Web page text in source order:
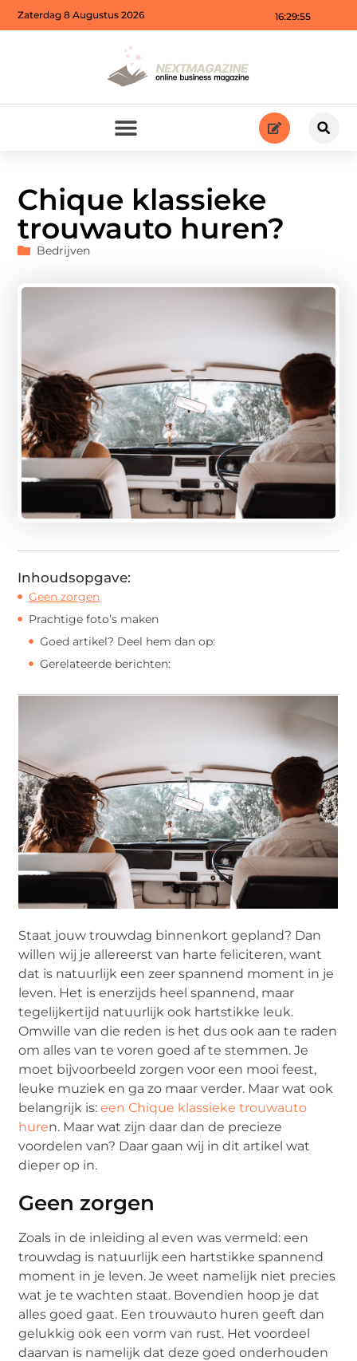
16:29:57
Zaterdag 8 Augustus 2026
Chique klassieke
trouwauto huren?
Bedrijven
Inhoudsopgave:
Geen zorgen
Prachtige foto’s maken
Goed artikel? Deel hem dan op:
Gerelateerde berichten:
Staat jouw trouwdag binnenkort gepland? Dan
willen wij je allereerst van harte feliciteren, want
dat is natuurlijk een zeer spannend moment in je
leven. Het is enerzijds heel spannend, maar
tegelijkertijd natuurlijk ook hartstikke leuk.
Omwille van die reden is het dus ook aan te raden
om alles van te voren goed af te stemmen. Je
moet bijvoorbeeld zorgen voor een mooi feest,
leuke muziek en ga zo maar verder. Maar wat ook
belangrijk is:een Chique klassieke trouwauto
huren. Maar wat zijn daar dan de precieze
voordelen van? Daar gaan wij in dit artikel wat
dieper op in.
Geen zorgen
Zoals in de inleiding al even was vermeld: een
trouwdag is natuurlijk een hartstikke spannend
moment in je leven. Je weet namelijk niet precies
wat je te wachten staat. Bovendien hoop je dat
alles goed gaat. Een trouwauto huren geeft dan
gelukkig ook een vorm van rust. Het voordeel
daarvan is namelijk dat deze goed onderhouden